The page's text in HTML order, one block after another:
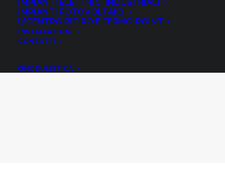
IMPIANTI ELETTRICI INDUSTRIALI
IMPIANTI FOTOVOLTAICI
CENTRO RITIRO E FERMO-POINT
INSTALLAZIONI
CONTATTI
MODULISTICA
Canne Fumarie